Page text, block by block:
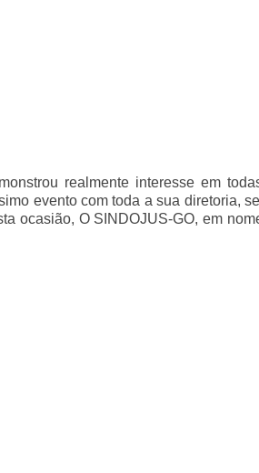
realmente interesse em
evento com toda a sua diretoria,
ocasião, O SINDOJUS-GO, em